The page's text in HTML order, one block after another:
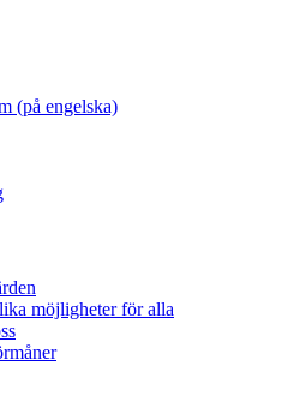
(på engelska)
möjligheter för alla